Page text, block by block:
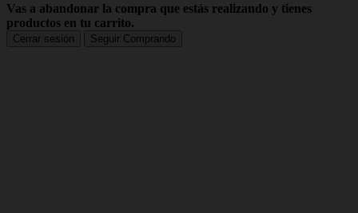
Vas a abandonar la compra que estás realizando y tienes
productos en tu carrito.
Cerrar sesión Seguir Comprando